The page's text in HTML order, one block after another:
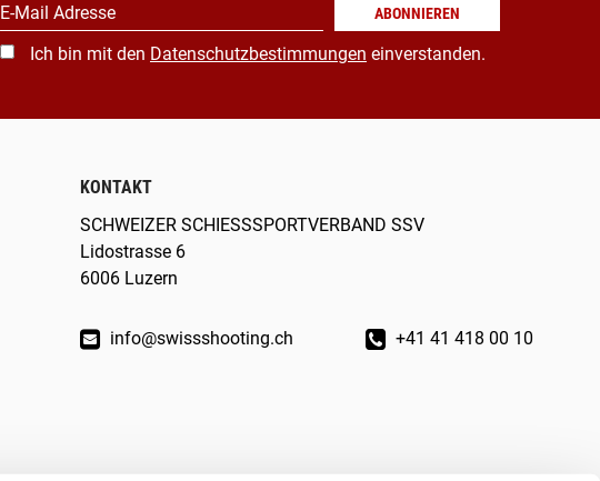
E-Mail Adresse ABONNIEREN
Ich bin mit den Datenschutzbestimmungen einverstanden.
KONTAKT
SCHWEIZER SCHIESSSPORTVERBAND SSV
Lidostrasse 6
6006 Luzern
info@swissshooting.ch +41 41 418 00 10